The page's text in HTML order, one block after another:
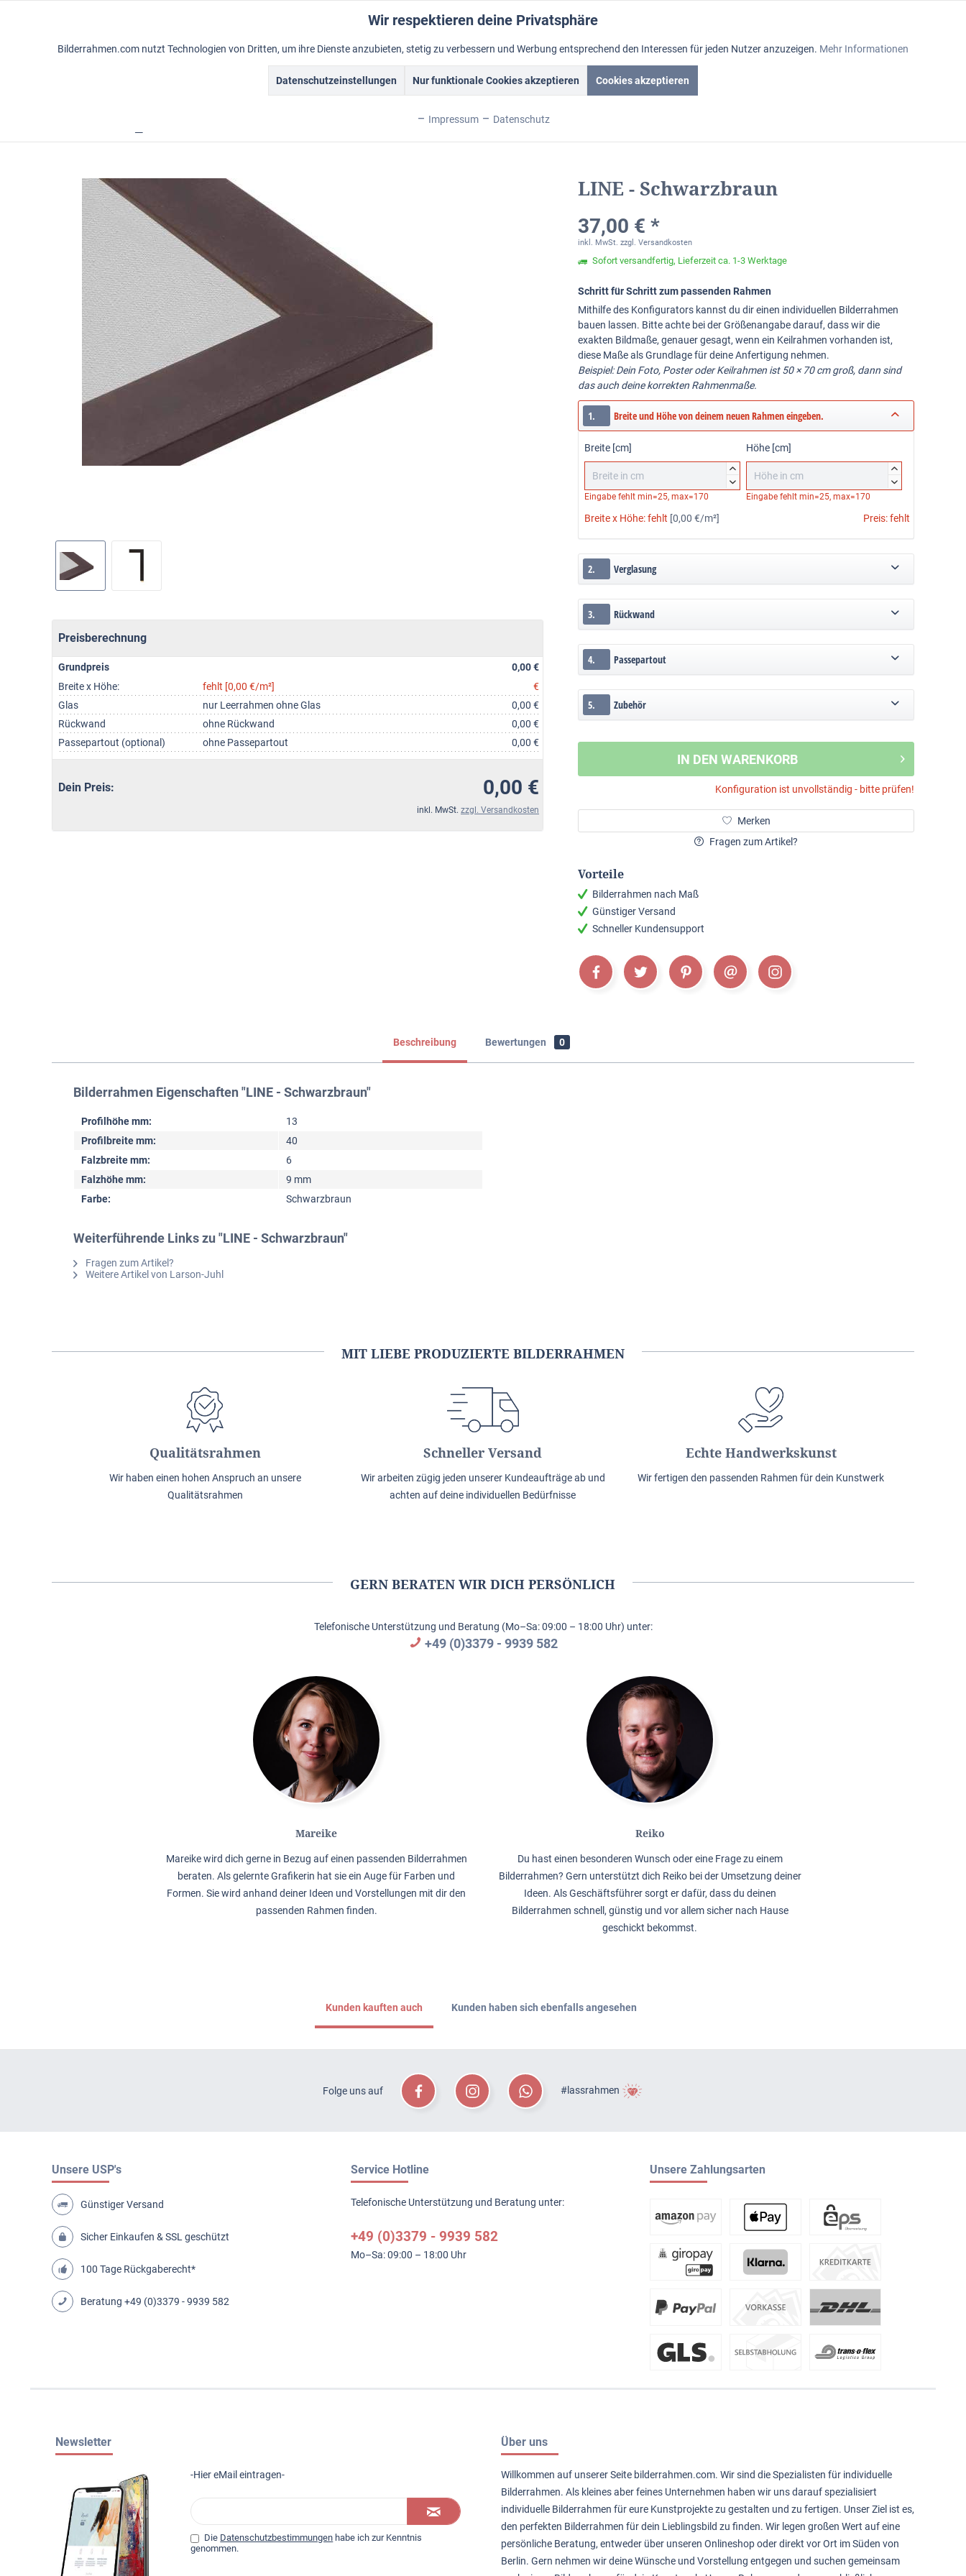
Vintagerahmen Barockrahmen Schattenfugenrahmen Fotorahmen Aluminiumrahmen
Preisberechnung
Grundpreis
0,00 €
Breite x Höhe:
fehlt [0,00 €/m²]
€
Glas
nur Leerrahmen ohne Glas
0,00 €
Rückwand
ohne Rückwand
0,00 €
Passepartout (optional)
ohne Passepartout 0,00 €
Dein Preis: 0,00 €
inkl. MwSt. zzgl. Versandkosten
LINE - Schwarzbraun
37,00 € *
inkl. MwSt. zzgl. Versandkosten
Sofort versandfertig, Lieferzeit ca. 1-3 Werktage
Schritt für Schritt zum passenden Rahmen
Mithilfe des Konfigurators kannst du dir einen individuellen Bilderrahmen
bauen lassen. Bitte achte bei der Größenangabe darauf, dass wir die
exakten Bildmaße, genauer gesagt, wenn ein Keilrahmen vorhanden ist,
diese Maße als Grundlage für deine Anfertigung nehmen.
Beispiel: Dein Foto, Poster oder Keilrahmen ist 50 × 70 cm groß, dann sind
das auch deine korrekten Rahmenmaße.
1. Breite und Höhe von deinem neuen Rahmen eingeben.
Breite [cm]


Höhe [cm]


Eingabe fehlt min=25, max=170 Eingabe fehlt min=25, max=170
Breite x Höhe:fehlt [0,00 €/m²] Preis:fehlt
2. Verglasung
3. Rückwand
4. Passepartout
5. Zubehör
IN DEN WARENKORB
Konfiguration ist unvollständig - bitte prüfen!
Merken
Fragen zum Artikel?
Vorteile
Bilderrahmen nach Maß
Günstiger Versand
Schneller Kundensupport
Beschreibung Bewertungen 0
Bilderrahmen Eigenschaften "LINE - Schwarzbraun"
Profilhöhe mm:
13
Profilbreite mm:
40
Falzbreite mm:
6
Falzhöhe mm:
9 mm
Farbe:
Schwarzbraun
Weiterführende Links zu "LINE - Schwarzbraun"
Fragen zum Artikel?
Weitere Artikel von Larson-Juhl
MIT LIEBE PRODUZIERTE BILDERRAHMEN
Qualitätsrahmen
Wir haben einen hohen Anspruch an unsere
Qualitätsrahmen
Schneller Versand
Wir arbeiten zügig jeden unserer Kundeaufträge ab und
achten auf deine individuellen Bedürfnisse
Echte Handwerkskunst
Wir fertigen den passenden Rahmen für dein Kunstwerk
GERN BERATEN WIR DICH PERSÖNLICH
Telefonische Unterstützung und Beratung (Mo–Sa: 09:00 – 18:00 Uhr) unter:
+49 (0)3379 - 9939 582
Mareike
Mareike wird dich gerne in Bezug auf einen passenden Bilderrahmen
beraten. Als gelernte Grafikerin hat sie ein Auge für Farben und
Formen. Sie wird anhand deiner Ideen und Vorstellungen mit dir den
passenden Rahmen finden.
Reiko
Du hast einen besonderen Wunsch oder eine Frage zu einem
Bilderrahmen? Gern unterstützt dich Reiko bei der Umsetzung deiner
Ideen. Als Geschäftsführer sorgt er dafür, dass du deinen
Bilderrahmen schnell, günstig und vor allem sicher nach Hause
geschickt bekommst.
Kunden kauften auch Kunden haben sich ebenfalls angesehen
Folge uns auf #lassrahmen
Unsere USP's
Günstiger Versand
Sicher Einkaufen & SSL geschützt
100 Tage Rückgaberecht*
Beratung +49 (0)3379 - 9939 582
Service Hotline
Telefonische Unterstützung und Beratung unter:
+49 (0)3379 - 9939 582
Mo–Sa: 09:00 – 18:00 Uhr
Unsere Zahlungsarten
Newsletter
-Hier eMail eintragen-
Die Datenschutzbestimmungen habe ich zur Kenntnis
genommen.
Über uns
Willkommen auf unserer Seite bilderrahmen.com. Wir sind die Spezialisten für individuelle
Bilderrahmen. Als kleines aber feines Unternehmen haben wir uns darauf spezialisiert
individuelle Bilderrahmen für eure Kunstprojekte zu gestalten und zu fertigen. Unser Ziel ist es,
den perfekten Bilderrahmen für dein Lieblingsbild zu finden. Wir legen großen Wert auf eine
persönliche Beratung, entweder über unseren Onlineshop oder direkt vor Ort im Süden von
Berlin. Gern nehmen wir deine Wünsche und Vorstellung entgegen und suchen gemeinsam
Wir respektieren deine Privatsphäre
Bilderrahmen.com nutzt Technologien von Dritten, um ihre Dienste anzubieten, stetig zu verbessern und Werbung entsprechend den Interessen für jeden Nutzer anzuzeigen. Mehr Informationen
Datenschutzeinstellungen Nur funktionale Cookies akzeptieren Cookies akzeptieren
Impressum Datenschutz